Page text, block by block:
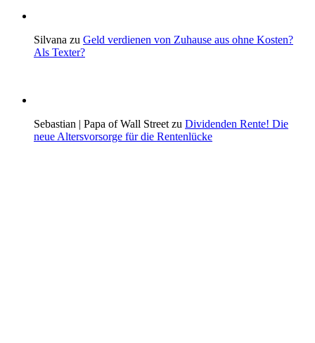
Silvana zu Geld verdienen von Zuhause aus ohne Kosten?
Als Texter?
Sebastian | Papa of Wall Street zu Dividenden Rente! Die
neue Altersvorsorge für die Rentenlücke